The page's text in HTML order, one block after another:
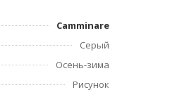
Camminare
Серый
Осень-зима
Рисунок